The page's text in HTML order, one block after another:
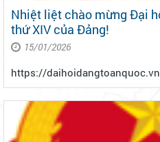
Nhiệt liệt chào mừng Đại
thứ XIV của Đảng!
15/01/2026
https://